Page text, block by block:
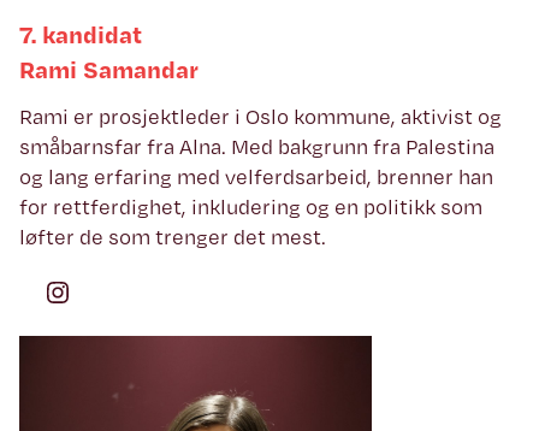
7. kandidat
Rami Samandar
Rami er prosjektleder i Oslo kommune, aktivist og
småbarnsfar fra Alna. Med bakgrunn fra Palestina
og lang erfaring med velferdsarbeid, brenner han
for rettferdighet, inkludering og en politikk som
løfter de som trenger det mest.
Instagram